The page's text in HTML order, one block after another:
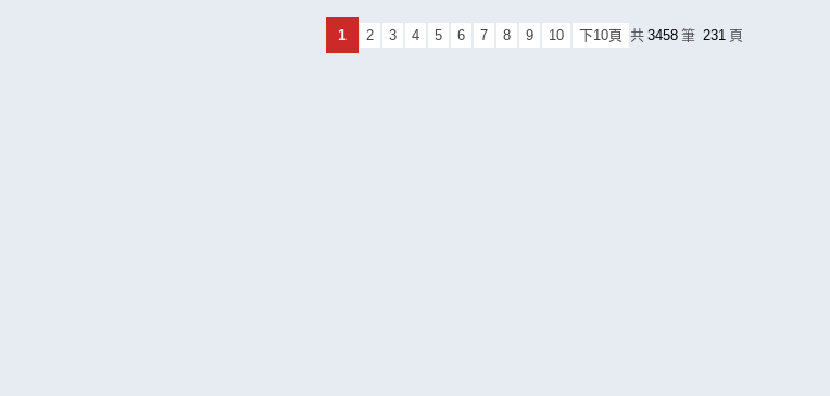
1 2 3 4 5 6 7 8 9 10 下10頁 共 3458 筆 231 頁